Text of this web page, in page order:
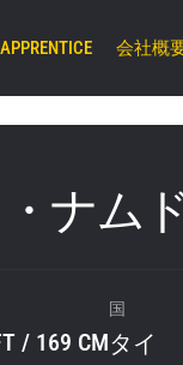
Fights 166 & The
会社概
ナム
/ 169 CM
国
タイ